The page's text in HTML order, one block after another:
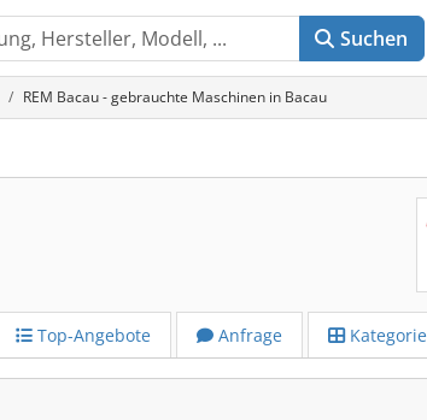
Suchen
REM Bacau - gebrauchte Maschinen in Bacau
Top-Angebote Anfrage